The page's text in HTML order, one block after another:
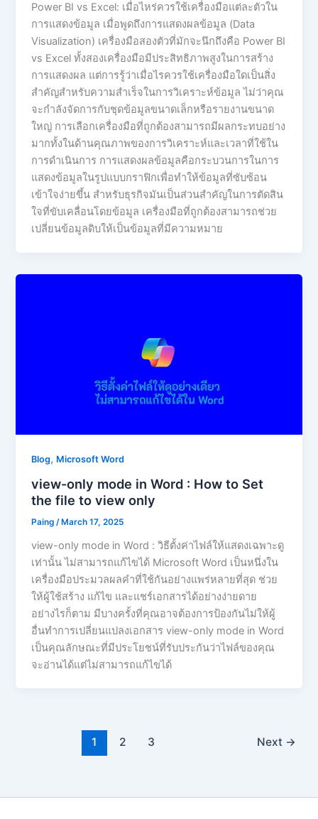
Power BI vs Excel: เมื่อไหร่ควรใช้เครื่องมือแต่ละตัวใน
การแสดงข้อมูล เมื่อพูดถึงการแสดงผลข้อมูล (Data
Visualization) เครื่องมือสองตัวที่มักจะนึกถึงคือ Power BI
vs Excel ทั้งสองเครื่องมือมีประสิทธิภาพสูงในการสร้าง
การแสดงผล แต่การรู้ว่าเมื่อไรควรใช้เครื่องมือใดเป็นสิ่ง
สำคัญสำหรับความสำเร็จในการวิเคราะห์ข้อมูล ไม่ว่าคุณ
จะกำลังจัดการกับชุดข้อมูลขนาดเล็กหรือรายงานขนาด
ใหญ่ การเลือกเครื่องมือที่ถูกต้องสามารถมีผลกระทบอย่าง
มากทั้งในด้านคุณภาพของการวิเคราะห์และเวลาที่ใช้ใน
การดำเนินการ การแสดงผลข้อมูลคือกระบวนการในการ
แสดงข้อมูลในรูปแบบกราฟิกเพื่อทำให้ข้อมูลที่ซับซ้อน
เข้าใจง่ายขึ้น สำหรับธุรกิจมันเป็นส่วนสำคัญในการตัดสิน
ใจที่ขับเคลื่อนโดยข้อมูล เครื่องมือที่ถูกต้องสามารถช่วย
เปลี่ยนข้อมูลดิบให้เป็นข้อมูลที่มีความหมาย
Blog, Microsoft Word
view-only mode in Word : How to Set
the file to view only
Paing /March 17, 2025
view-only mode in Word : วิธีตั้งค่าไฟล์ให้แสดงเฉพาะดู
เท่านั้น ไม่สามารถแก้ไขได้ Microsoft Word เป็นหนึ่งใน
เครื่องมือประมวลผลคำที่ใช้กันอย่างแพร่หลายที่สุด ช่วย
ให้ผู้ใช้สร้าง แก้ไข และแชร์เอกสารได้อย่างง่ายดาย
อย่างไรก็ตาม มีบางครั้งที่คุณอาจต้องการป้องกันไม่ให้ผู้
อื่นทำการเปลี่ยนแปลงเอกสาร view-only mode in Word
เป็นคุณลักษณะที่มีประโยชน์ที่รับประกันว่าไฟล์ของคุณ
จะอ่านได้แต่ไม่สามารถแก้ไขได้
1 2 3 Next →